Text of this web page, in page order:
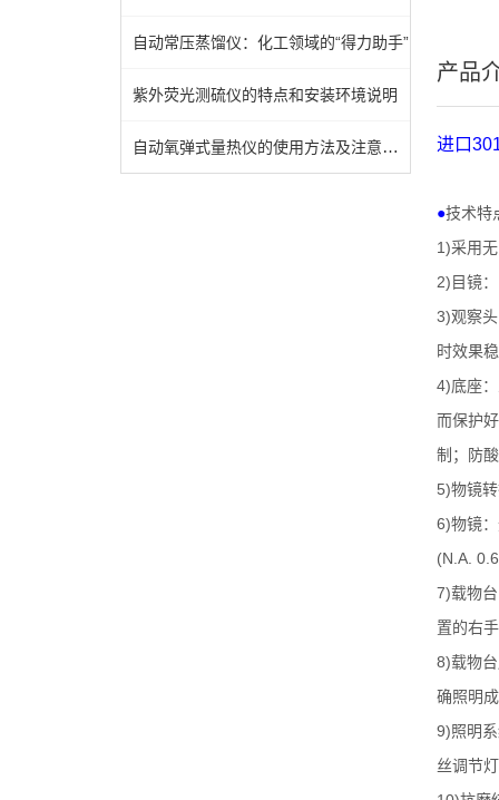
自动常压蒸馏仪：化工领域的“得力助手”
紫外荧光测硫仪的特点和安装环境说明
自动氧弹式量热仪的使用方法及注意事项
产品
进口
●技术特
1)采用
2) 目镜：
3)观察
时效果
4)底座
而保护
制；防
5)物镜
6)物镜
(N.A.
7)载物
置的右
8)载物
确照明
9)照明
丝调节